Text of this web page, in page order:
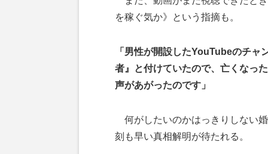
を稼ぐ気か》という指摘も。
「男性が開設したYouTubeのチャ
者』と付けていたので、亡くなっ
声があがったのです」
何がしたいのかはっきりしない
刻も早い真相解明が待たれる。